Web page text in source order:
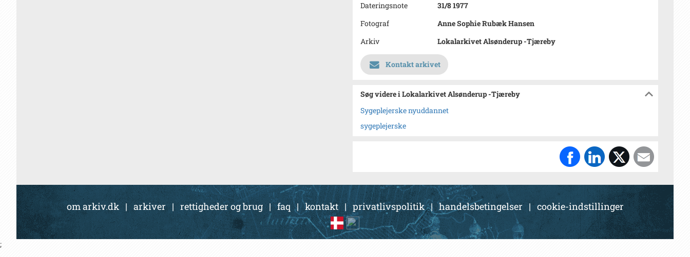
Dateringsnote
31/8 1977
Fotograf
Anne Sophie Rubæk Hansen
Arkiv
Lokalarkivet Alsønderup -Tjæreby
Kontakt arkivet
Søg videre i Lokalarkivet Alsønderup -Tjæreby
Sygeplejerske nyuddannet
sygeplejerske
om arkiv.dk | arkiver| rettigheder og brug|faq |kontakt| privatlivspolitik|handelsbetingelser | cookie-indstillinger
;